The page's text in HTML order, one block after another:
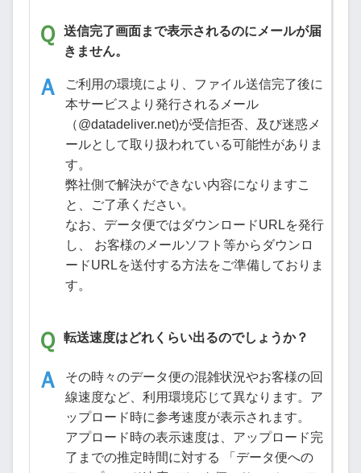
送信完了画面まで表示されるのにメールが届
きません。
ご利用の環境により、ファイル送信完了後に
本サービスより発行されるメール
（@datadeliver.net)が受信拒否、及び迷惑メ
ールとして取り扱われている可能性がありま
す。
弊社側で解決ができない内容になりますこ
と、ご了承ください。
なお、データ便ではダウンロードURLを発行
し、 お客様のメールソフト等からダウンロ
ードURLを送付する方法をご準備しておりま
す。
転送速度はどれくらい出るのでしょうか？
その時々のデータ便の混雑状況やお客様の回
線速度など、利用環境応じて異なります。ア
ップロード時に参考速度が表示されます。
アプロード時の表示速度は、アップロード完
了までの推定時間に対する 「データ便への